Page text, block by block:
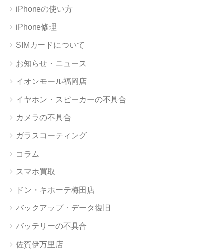
iPhoneの使い方
iPhone修理
SIMカードについて
お知らせ・ニュース
イオンモール福岡店
イヤホン・スピーカーの不具合
カメラの不具合
ガラスコーティング
コラム
スマホ買取
ドン・キホーテ梅田店
バックアップ・データ復旧
バッテリーの不具合
佐賀伊万里店